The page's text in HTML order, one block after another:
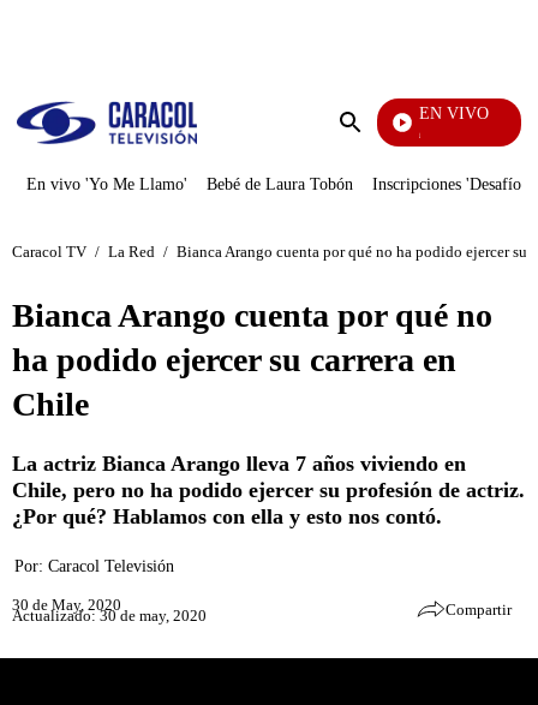
Enviar
EN VIVO
Pura Diversión
En vivo 'Yo Me Llamo' Bebé de Laura Tobón Inscripciones 'Desafío'
Caracol TV / La Red / Bianca Arango cuenta por qué no ha podido ejercer su
Bianca Arango cuenta por qué no
ha podido ejercer su carrera en
Chile
La actriz Bianca Arango lleva 7 años viviendo en
Chile, pero no ha podido ejercer su profesión de actriz.
¿Por qué? Hablamos con ella y esto nos contó.
Por: Caracol Televisión
30 de May, 2020
Actualizado: 30 de may, 2020 Compartir